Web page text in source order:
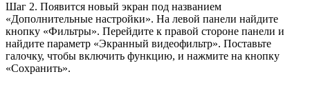
Шаг 2. Появится новый экран под названием
«Дополнительные настройки». На левой панели найдите
кнопку «Фильтры». Перейдите к правой стороне панели и
найдите параметр «Экранный видеофильтр». Поставьте
галочку, чтобы включить функцию, и нажмите на кнопку
«Сохранить».